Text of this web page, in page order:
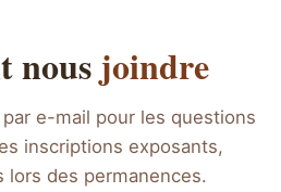
nousjoindre
e-mail pour les questions
inscriptions exposants,
lors des permanences.